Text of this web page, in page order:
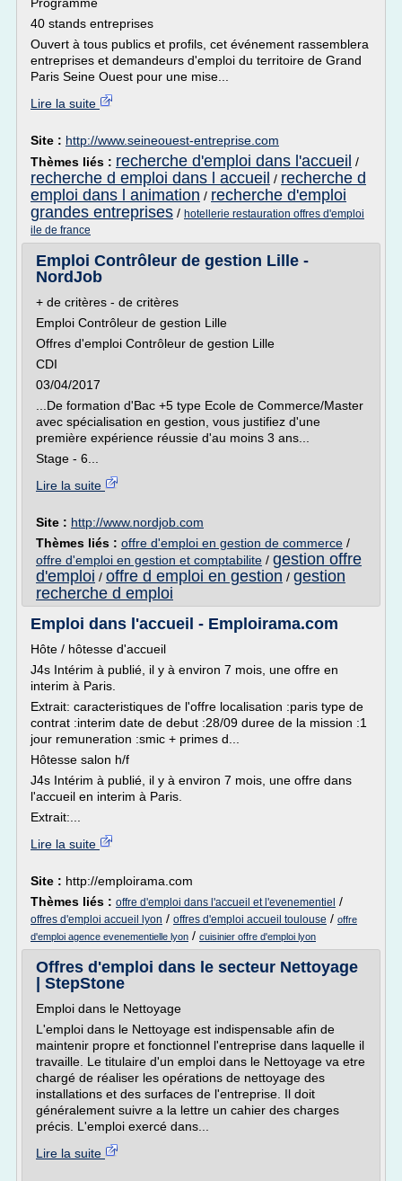
40 stands entreprises
Ouvert à tous publics et profils, cet événement rassemblera
entreprises et demandeurs d'emploi du territoire de Grand
Paris Seine Ouest pour une mise...
Lire la suite
Site : http://www.seineouest-entreprise.com
Thèmes liés : recherche d'emploi dans l'accueil /
recherche d emploi dans l accueil / recherche d
emploi dans l animation / recherche d'emploi
grandes entreprises / hotellerie restauration offres d'emploi
ile de france
Emploi Contrôleur de gestion Lille -
NordJob
+ de critères - de critères
Emploi Contrôleur de gestion Lille
Offres d'emploi Contrôleur de gestion Lille
CDI
03/04/2017
...De formation d'Bac +5 type Ecole de Commerce/Master
avec spécialisation en gestion, vous justifiez d'une
première expérience réussie d'au moins 3 ans...
Stage - 6...
Lire la suite
Site : http://www.nordjob.com
Thèmes liés : offre d'emploi en gestion de commerce /
offre d'emploi en gestion et comptabilite / gestion offre
d'emploi / offre d emploi en gestion / gestion
recherche d emploi
Emploi dans l'accueil - Emploirama.com
Hôte / hôtesse d'accueil
J4s Intérim à publié, il y à environ 7 mois, une offre en
interim à Paris.
Extrait: caracteristiques de l'offre localisation :paris type de
contrat :interim date de debut :28/09 duree de la mission :1
jour remuneration :smic + primes d...
Hôtesse salon h/f
J4s Intérim à publié, il y à environ 7 mois, une offre dans
l'accueil en interim à Paris.
Extrait:...
Lire la suite
Site : http://emploirama.com
Thèmes liés : offre d'emploi dans l'accueil et l'evenementiel /
offres d'emploi accueil lyon / offres d'emploi accueil toulouse / offre
d'emploi agence evenementielle lyon / cuisinier offre d'emploi lyon
Offres d'emploi dans le secteur Nettoyage
| StepStone
Emploi dans le Nettoyage
L'emploi dans le Nettoyage est indispensable afin de
maintenir propre et fonctionnel l'entreprise dans laquelle il
travaille. Le titulaire d'un emploi dans le Nettoyage va etre
chargé de réaliser les opérations de nettoyage des
installations et des surfaces de l'entreprise. Il doit
généralement suivre a la lettre un cahier des charges
précis. L'emploi exercé dans...
Lire la suite